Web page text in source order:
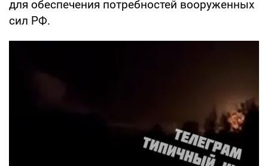
для обеспечения потребностей вооруженных
сил РФ.